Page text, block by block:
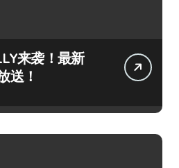
来袭！最新
送！